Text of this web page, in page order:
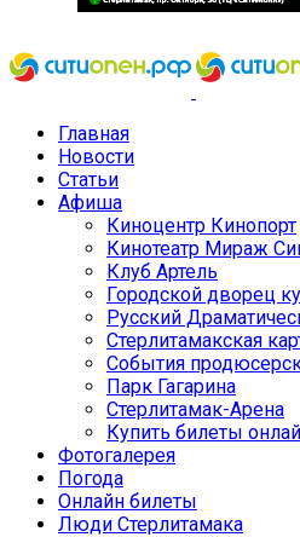
Главная
Новости
Статьи
Афиша
Киноцентр Кинопорт
Кинотеатр Мираж
Клуб Артель
Городской дворец
Русский
Стерлитамакская
События
Парк Гагарина
Стерлитамак-Арена
Купить билеты
Фотогалерея
Погода
Онлайн билеты
Люди Стерлитамака